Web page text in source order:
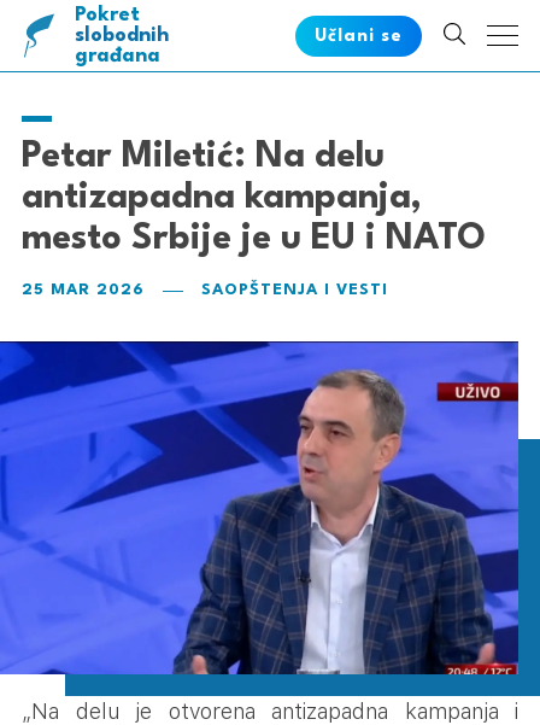
Pokret
pametnih
slobodnih
građana
Učlani se
Petar Miletić: Na delu
antizapadna kampanja,
mesto Srbije je u EU i NATO
25 MAR 2026 SAOPŠTENJA I VESTI
„Na delu je otvorena antizapadna kampanja i